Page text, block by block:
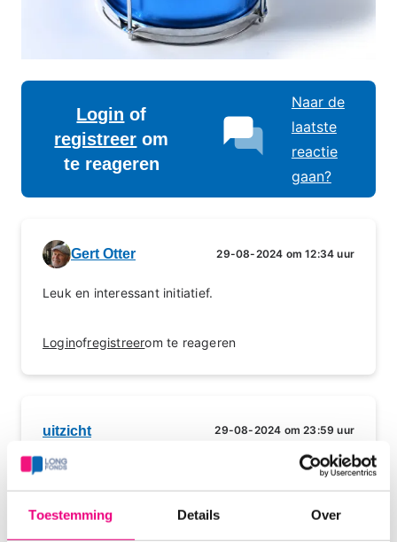
Toestemming Details Over
Login of
registreer om
te reageren
Naar de
laatste
reactie
gaan?
Gert Otter 29-08-2024 om 12:34 uur
Leuk en interessant initiatief.
Loginofregistreerom te reageren
uitzicht 29-08-2024 om 23:59 uur
LongBlog
Wil ik graag aan meewerken. Moet lukken. Groeten
uit Antwerpen van Rob Vanderwildt.